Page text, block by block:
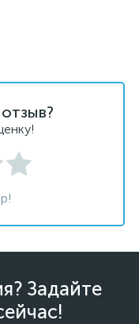
Задайте